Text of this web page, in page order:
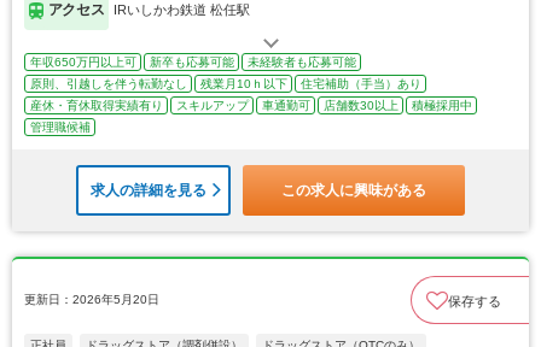
アクセス IRいしかわ鉄道 松任駅
年収650万円以上可 新卒も応募可能
未経験者も応募可能
原則、引越しを伴う転勤なし
残業月10ｈ以下
住宅補助（手当）あり
産休・育休取得実績有り
スキルアップ 車通勤可 店舗数30以上
積極採用中
管理職候補
求人の詳細を見る この求人に興味がある
更新日：2026年5月20日 保存する